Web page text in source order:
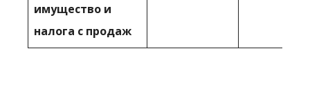
имущество и
налога с продаж